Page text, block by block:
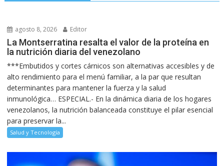
agosto 8, 2026 Editor
La Montserratina resalta el valor de la proteína en
la nutrición diaria del venezolano
***Embutidos y cortes cárnicos son alternativas accesibles y de
alto rendimiento para el menú familiar, a la par que resultan
determinantes para mantener la fuerza y la salud
inmunológica… ESPECIAL.- En la dinámica diaria de los hogares
venezolanos, la nutrición balanceada constituye el pilar esencial
para preservar la...
Salud y Tecnología